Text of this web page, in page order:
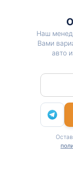
Наш
Вами
авто